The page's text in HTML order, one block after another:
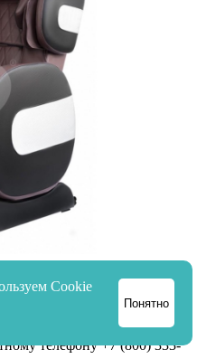
23 Февраля вы найдете в
Рай» . Если вам
оформлении заказа,
или обращайтесь на
телефону +7 (800) 333-
Cookie
Понятно